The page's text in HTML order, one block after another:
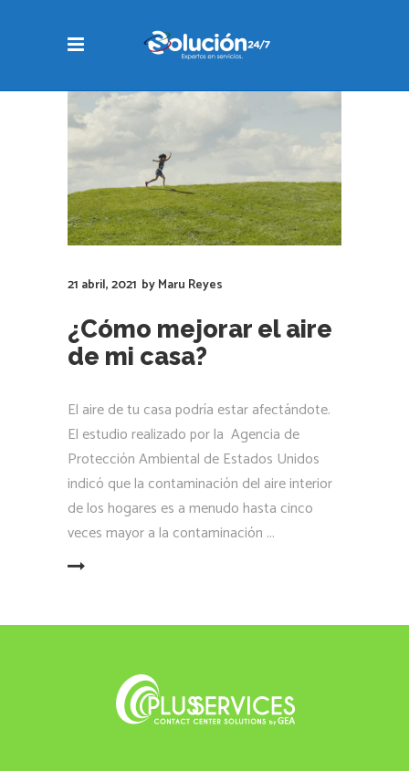
21 abril, 2021 byMaru Reyes
¿Cómo mejorar el aire
de mi casa?
El aire de tu casa podría estar afectándote.
El estudio realizado por la Agencia de
Protección Ambiental de Estados Unidos
indicó que la contaminación del aire interior
de los hogares es a menudo hasta cinco
veces mayor a la contaminación